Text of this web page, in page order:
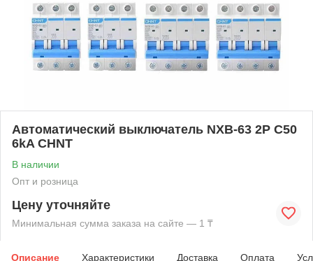
Автоматический выключатель NXB-63 2P C50
6kA CHNT
В наличии
Опт и розница
Цену уточняйте
Минимальная сумма заказа на сайте — 1 ₸
Описание Характеристики Доставка Оплата